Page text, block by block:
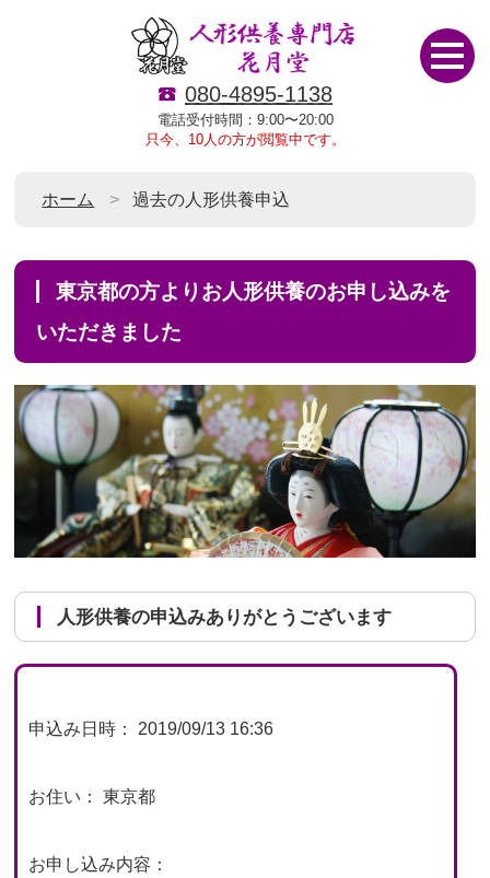
080-4895-1138
電話受付時間：9:00〜20:00
只今、10人の方が閲覧中です。
ホーム 過去の人形供養申込
東京都の方よりお人形供養のお申し込みを
いただきました
人形供養の申込みありがとうございます
申込み日時： 2019/09/13 16:36
お住い： 東京都
お申し込み内容：